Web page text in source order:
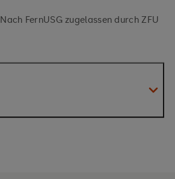
Nach FernUSG zugelassen durch ZFU